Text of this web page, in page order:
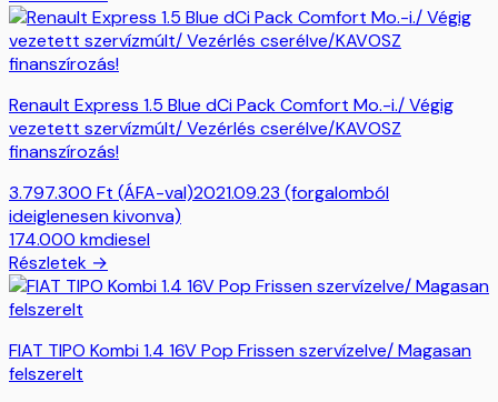
Renault Express 1.5 Blue dCi Pack Comfort Mo.-i./ Végig
vezetett szervízmúlt/ Vezérlés cserélve/KAVOSZ
finanszírozás!
3.797.300 Ft (ÁFA-val)2021.09.23 (forgalomból
ideiglenesen kivonva)
174.000 kmdiesel
Részletek →
FIAT TIPO Kombi 1.4 16V Pop Frissen szervízelve/ Magasan
felszerelt